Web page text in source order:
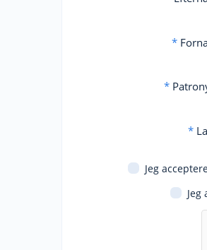
*
*
*
Jeg
Jeg